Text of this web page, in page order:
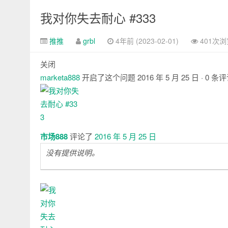
我对你失去耐心 #333
推推 grbl 4年前 (2023-02-01) 401次浏
关闭
marketa888开启了这个问题2016 年 5 月 25 日 · 0 条
注
释
市场888评论了 2016 年 5 月 25 日
没有提供说明。